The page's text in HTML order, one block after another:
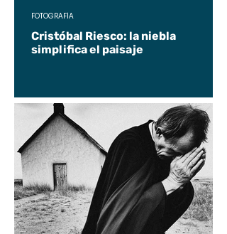
Cristóbal Riesco: la niebla
simplifica el paisaje
FOTOGRAFÍA